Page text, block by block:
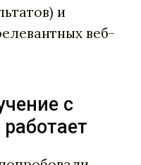
и
веб-
с